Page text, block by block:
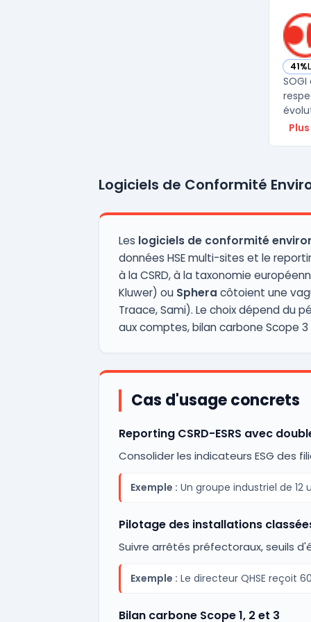
41%
—
Logiciels de Conformité
Les logiciels de conformité
données HSE multi-sites et le
à la CSRD, à la taxonomie
Kluwer) ou Sphera côtoient une
Traace, Sami). Le choix dépend du
aux comptes, bilan carbone Scope
Cas d'usage concrets
Reporting CSRD-ESRS avec
Consolider les indicateurs ESG des
Exemple : Un groupe industriel de 12
Pilotage des installations
Suivre arrêtés préfectoraux, seuils
Exemple : Le directeur QHSE reçoit
Bilan carbone Scope 1, 2 et 3